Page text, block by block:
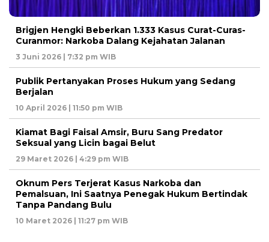
Brigjen Hengki Beberkan 1.333 Kasus Curat-Curas-
Curanmor: Narkoba Dalang Kejahatan Jalanan
3 Juni 2026 | 7:32 pm WIB
Publik Pertanyakan Proses Hukum yang Sedang
Berjalan
10 April 2026 | 11:50 pm WIB
Kiamat Bagi Faisal Amsir, Buru Sang Predator
Seksual yang Licin bagai Belut
29 Maret 2026 | 4:29 pm WIB
Oknum Pers Terjerat Kasus Narkoba dan
Pemalsuan, Ini Saatnya Penegak Hukum Bertindak
Tanpa Pandang Bulu
10 Maret 2026 | 11:27 pm WIB